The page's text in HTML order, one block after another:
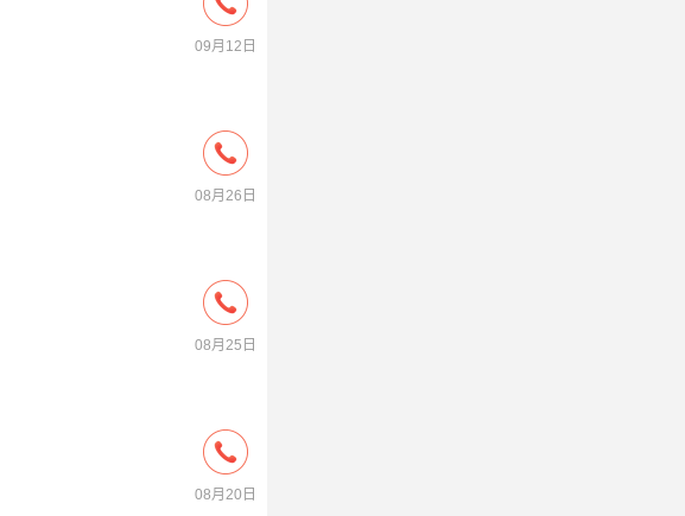
09月12日
08月26日
08月25日
08月20日